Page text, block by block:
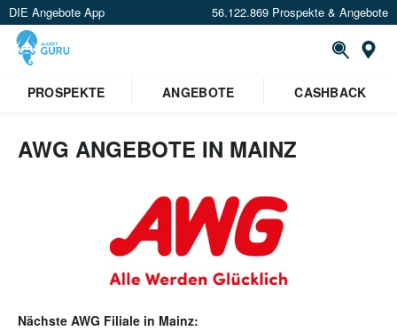
DIE Angebote App 56.122.869 Prospekte & Angebote
PROSPEKTE
ANGEBOTE CASHBACK
AWG ANGEBOTE IN MAINZ
Nächste AWG Filiale in Mainz: